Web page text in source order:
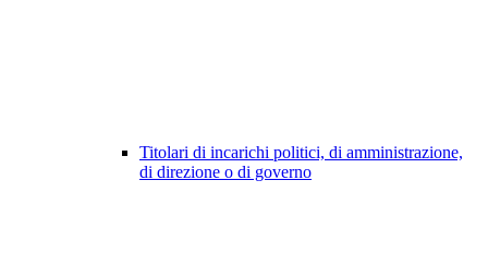
Titolari di incarichi politici, di amministrazione,
di direzione o di governo